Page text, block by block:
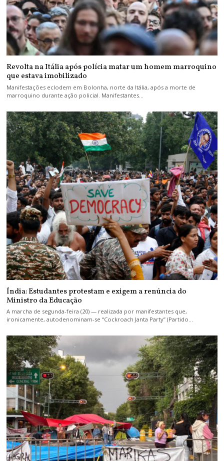
Revolta na Itália após polícia matar um homem marroquino
que estava imobilizado
Manifestações eclodem em Bolonha, norte da Itália, após a morte de
marroquino durante ação policial. Manifestantes…
Índia: Estudantes protestam e exigem a renúncia do
Ministro da Educação
A marcha de segunda-feira (20) — realizada por manifestantes que,
ironicamente, autodenominam-se “Cockroach Janta Party” (Partido…